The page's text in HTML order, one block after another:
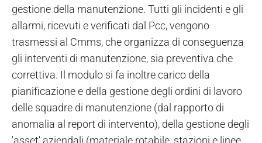
gestione della manutenzione. Tutti gli incidenti e gli
allarmi, ricevuti e verificati dal Pcc, vengono
trasmessi al Cmms, che organizza di conseguenza
gli interventi di manutenzione, sia preventiva che
correttiva. Il modulo si fa inoltre carico della
pianificazione e della gestione degli ordini di lavoro
delle squadre di manutenzione (dal rapporto di
anomalia al report di intervento), della gestione degli
'asset' aziendali (materiale rotabile, stazioni e linee,